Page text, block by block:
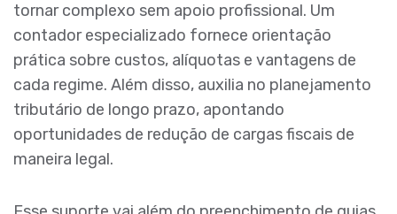
tornar complexo sem apoio profissional. Um
contador especializado fornece orientação
prática sobre custos, alíquotas e vantagens de
cada regime. Além disso, auxilia no planejamento
tributário de longo prazo, apontando
oportunidades de redução de cargas fiscais de
maneira legal.